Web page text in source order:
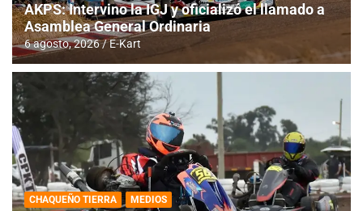
AKPS: Intervino la IGJ y oficializó el llamado a
Asamblea General Ordinaria
6 agosto, 2026 E-Kart
CHAQUEÑO TIERRA MEDIOS